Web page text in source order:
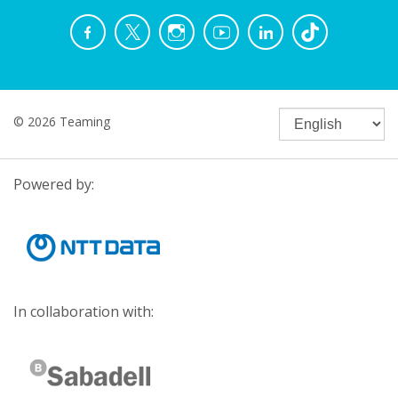
© 2026 Teaming
Powered by:
In collaboration with: